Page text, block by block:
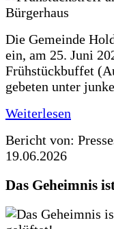
Die Gemeinde
ein, am 25. Juni
Frühstückbuffet
gebeten unter
Weiterlesen
Bericht von:
19.06.2026
Das Geheimnis